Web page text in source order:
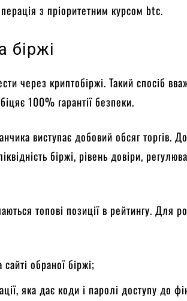
з пріоритетним курсом btc.
біржі
через криптобіржі. Такий спосіб
100% гарантії безпеки.
виступає добовий обсяг торгів.
біржі, рівень довіри,
топові позиції в рейтингу. Для
обраної біржі;
яка дає коди і паролі доступу до